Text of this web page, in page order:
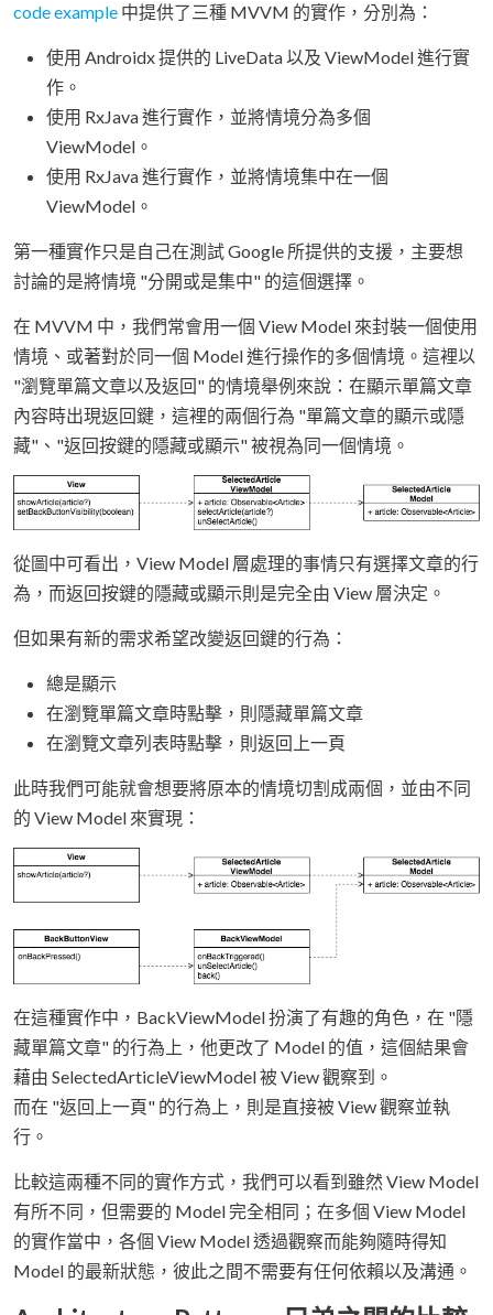
code example 中提供了三種 MVVM 的實作，分別為：
使用 Androidx 提供的 LiveData 以及 ViewModel 進行實
作。
使用 RxJava 進行實作，並將情境分為多個
ViewModel。
使用 RxJava 進行實作，並將情境集中在一個
ViewModel。
第一種實作只是自己在測試 Google 所提供的支援，主要想
討論的是將情境 "分開或是集中" 的這個選擇。
在 MVVM 中，我們常會用一個 View Model 來封裝一個使用
情境、或著對於同一個 Model 進行操作的多個情境。這裡以
"瀏覽單篇文章以及返回" 的情境舉例來說：在顯示單篇文章
內容時出現返回鍵，這裡的兩個行為 "單篇文章的顯示或隱
藏"、"返回按鍵的隱藏或顯示" 被視為同一個情境。
從圖中可看出，View Model 層處理的事情只有選擇文章的行
為，而返回按鍵的隱藏或顯示則是完全由 View 層決定。
但如果有新的需求希望改變返回鍵的行為：
總是顯示
在瀏覽單篇文章時點擊，則隱藏單篇文章
在瀏覽文章列表時點擊，則返回上一頁
此時我們可能就會想要將原本的情境切割成兩個，並由不同
的 View Model 來實現：
在這種實作中，BackViewModel 扮演了有趣的角色，在 "隱
藏單篇文章" 的行為上，他更改了 Model 的值，這個結果會
藉由 SelectedArticleViewModel 被 View 觀察到。
而在 "返回上一頁" 的行為上，則是直接被 View 觀察並執
行。
比較這兩種不同的實作方式，我們可以看到雖然 View Model
有所不同，但需要的 Model 完全相同；在多個 View Model
的實作當中，各個 View Model 透過觀察而能夠隨時得知
Model 的最新狀態，彼此之間不需要有任何依賴以及溝通。